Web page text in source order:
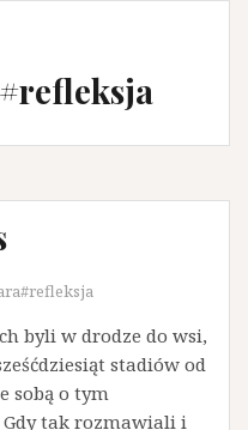
byli w drodze do wsi,
stadiów od
sobą o tym
Gdy tak rozmawiali i